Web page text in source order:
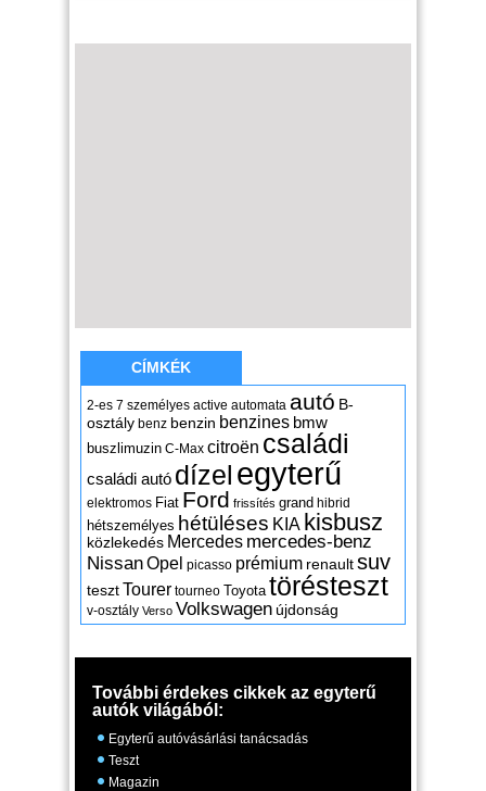
CÍMKÉK
2-es 7 személyes active automata autó B-
osztály benz benzin benzines bmw
buszlimuzin C-Max citroën családi
családi autó dízel egyterű
elektromos Fiat Ford frissítés grand hibrid
hétszemélyes hétüléses KIA kisbusz
közlekedés Mercedes mercedes-benz
NissanOpel picasso prémium renaultsuv
tesztTourer tourneo Toyota törésteszt
v-osztály Verso Volkswagen újdonság
További érdekes cikkek az egyterű
autók világából:
Egyterű autóvásárlási tanácsadás
Teszt
Magazin